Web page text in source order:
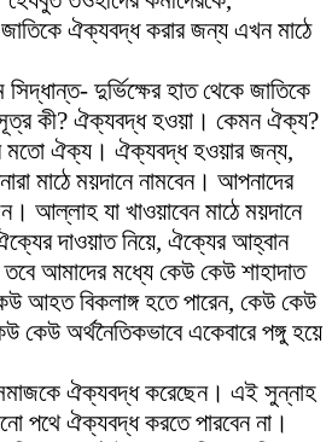
ঐক্যবদ্ধ করার জন্য এখন মাঠে
দুর্ভিক্ষের হাত থেকে জাতিকে
কী? ঐক্যবদ্ধ হওয়া। কেমন ঐক্য?
মতো ঐক্য। ঐক্যবদ্ধ হওয়ার জন্য,
মাঠে ময়দানে নামবেন। আপনাদের
আল্লাহ যা খাওয়াবেন মাঠে ময়দানে
দাওয়াত নিয়ে, ঐক্যের আহ্বান
তবে আমাদের মধ্যে কেউ কেউ শাহাদাত
আহত বিকলাঙ্গ হতে পারেন, কেউ কেউ
কেউ অর্থনৈতিকভাবে একেবারে পঙ্গু হয়ে
সমাজকে ঐক্যবদ্ধ করেছেন। এই সুন্নাহ
পথে ঐক্যবদ্ধ করতে পারবেন না।